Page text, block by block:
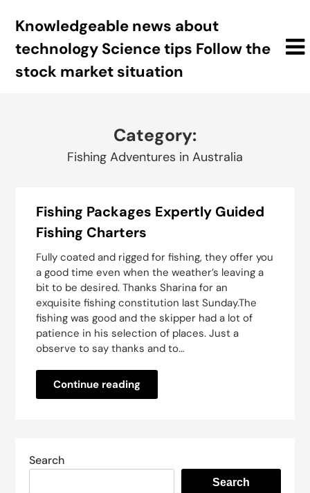
Knowledgeable news about
technology Science tips Follow the
stock market situation
Category:
Fishing Adventures in Australia
Fishing Packages Expertly Guided
Fishing Charters
Fully coated and rigged for fishing, they offer you
a good time even when the weather’s leaving a
bit to be desired. Thanks Sharina for an
exquisite fishing constitution last Sunday.The
fishing was good and the skipper had a lot of
patience in his selection of places. Just a
observe to say thanks and to…
Continue reading
Search
Search